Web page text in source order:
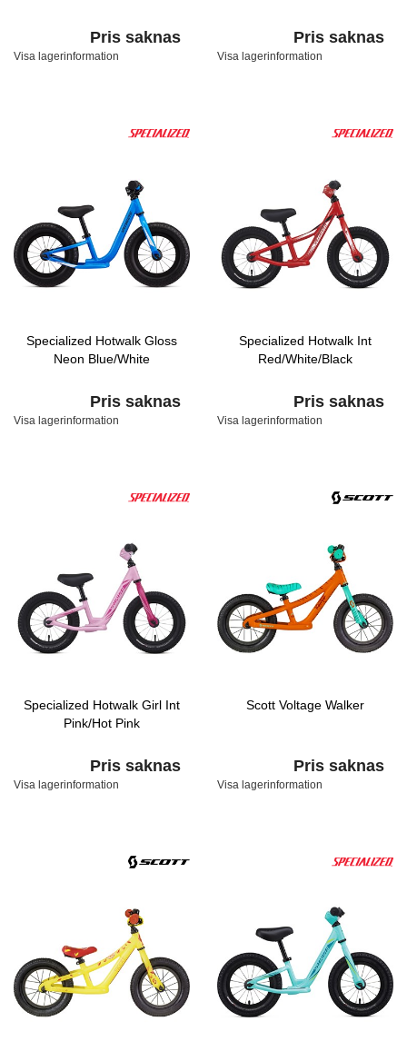
Pris saknas
Visa lagerinformation
Pris saknas
Visa lagerinformation
Specialized Hotwalk Gloss
Neon Blue/White
Pris saknas
Visa lagerinformation
Specialized Hotwalk Int
Red/White/Black
Pris saknas
Visa lagerinformation
Specialized Hotwalk Girl Int
Pink/Hot Pink
Pris saknas
Visa lagerinformation
Scott Voltage Walker
Pris saknas
Visa lagerinformation